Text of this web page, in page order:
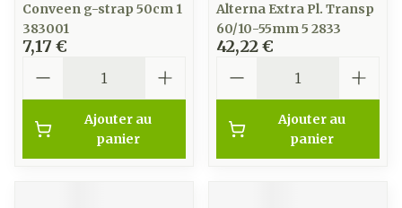
Conveen g-strap 50cm 1
383001
7,17 €
Ajouter au
panier
Alterna Extra Pl. Transp
60/10-55mm 5 2833
42,22 €
Ajouter au
panier